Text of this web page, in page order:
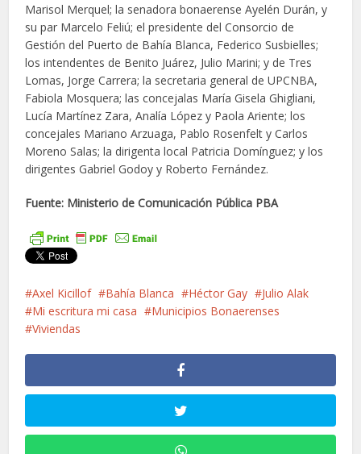
Marisol Merquel; la senadora bonaerense Ayelén Durán, y
su par Marcelo Feliú; el presidente del Consorcio de
Gestión del Puerto de Bahía Blanca, Federico Susbielles;
los intendentes de Benito Juárez, Julio Marini; y de Tres
Lomas, Jorge Carrera; la secretaria general de UPCNBA,
Fabiola Mosquera; las concejalas María Gisela Ghigliani,
Lucía Martínez Zara, Analía López y Paola Ariente; los
concejales Mariano Arzuaga, Pablo Rosenfelt y Carlos
Moreno Salas; la dirigenta local Patricia Domínguez; y los
dirigentes Gabriel Godoy y Roberto Fernández.
Fuente: Ministerio de Comunicación Pública PBA
Axel Kicillof Bahía Blanca Héctor Gay
Julio Alak
Mi escritura mi casa
Municipios Bonaerenses
Viviendas